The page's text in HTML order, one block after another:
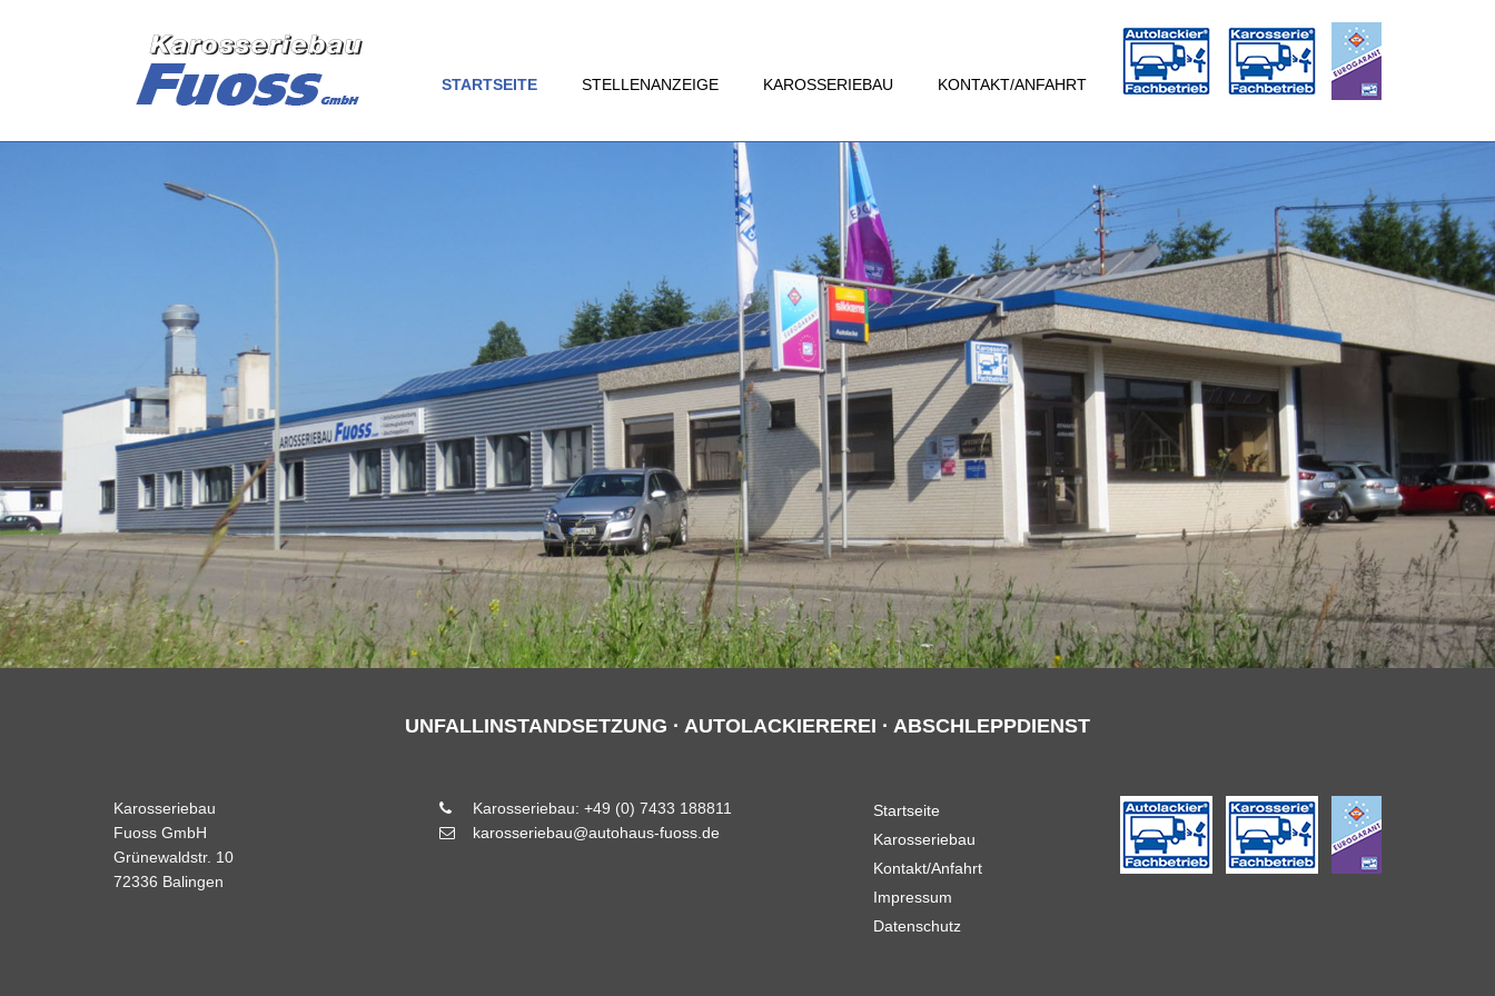
STARTSEITE STELLENANZEIGE KAROSSERIEBAU KONTAKT/ANFAHRT
UNFALLINSTANDSETZUNG · AUTOLACKIEREREI · ABSCHLEPPDIENST
Karosseriebau
Fuoss GmbH
Grünewaldstr. 10
72336 Balingen
Karosseriebau: +49 (0) 7433 188811
karosseriebau@autohaus-fuoss.de
Startseite
Karosseriebau
Kontakt/Anfahrt
Impressum
Datenschutz